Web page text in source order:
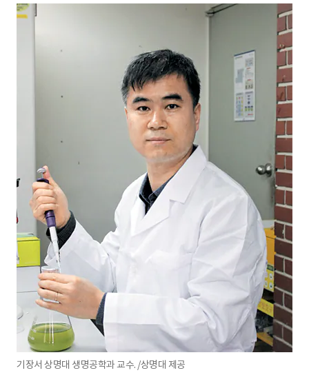
기장서 상명대 생명공학과 교수. /상명대 제공